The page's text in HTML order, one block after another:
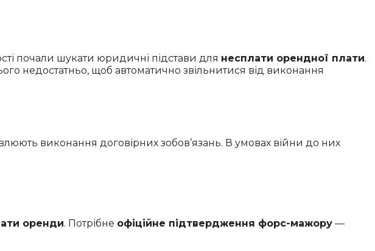
почали шукати юридичні підстави для несплати орендної плати.
недостатньо, щоб автоматично звільнитися від виконання
виконання договірних зобов’язань. В умовах війни до них
оренди. Потрібне офіційне підтвердження форс-мажору —